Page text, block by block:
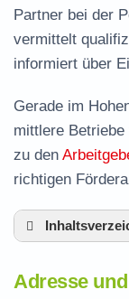
Partner bei der
vermittelt
informiert über
Gerade im
mittlere
zu den
richtigen
Adresse